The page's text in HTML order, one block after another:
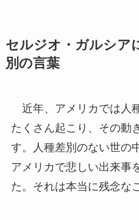
セルジオ・ガルシア
別の言葉
近年、アメリカでは人
たくさん起こり、その動
す。人種差別のない世の
アメリカで悲しい出来事
た。それは本当に残念な